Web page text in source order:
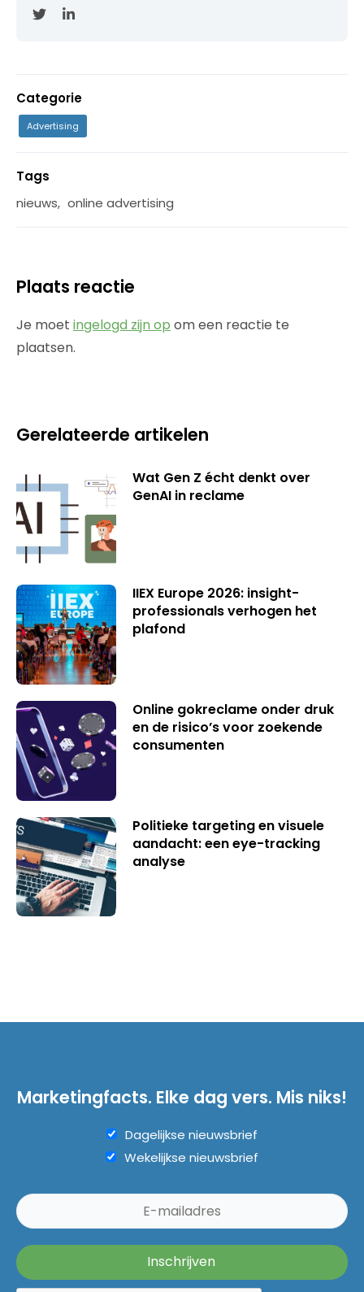
Categorie
Advertising
Tags
nieuws, online advertising
Plaats reactie
Je moet ingelogd zijn op om een reactie te
plaatsen.
Gerelateerde artikelen
Wat Gen Z écht denkt over
GenAI in reclame
IIEX Europe 2026: insight-
professionals verhogen het
plafond
Online gokreclame onder druk
en de risico’s voor zoekende
consumenten
Politieke targeting en visuele
aandacht: een eye-tracking
analyse
Marketingfacts. Elke dag vers. Mis niks!
Dagelijkse nieuwsbrief
Wekelijkse nieuwsbrief